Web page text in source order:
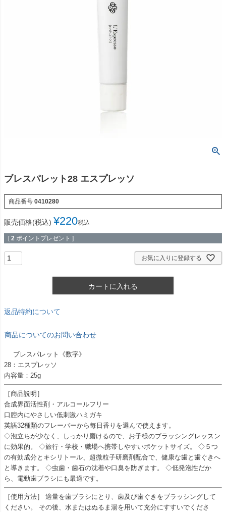
ブレスパレット28 エスプレッソ
商品番号 0410280
販売価格(税込) ¥220税込
[ 2 ポイントプレゼント ]
お気に入りに登録する
カートに入れる
返品特約について
商品についてのお問い合わせ
ブレスパレット《数字》
28：エスプレッソ
内容量：25g
［商品説明］
合成界面活性剤・アルコールフリー
口腔内にやさしい低刺激ハミガキ
英語32種類のフレーバーから毎日香りを選んで使えます。
◇泡立ちが少なく、しっかり磨けるので、お子様のブラッシングレッスン
に効果的。 ◇旅行・学校・職場へ携帯しやすいポケットサイズ。 ◇５つ
の有効成分とキシリトール、超微粒子研磨剤配合で、健康な歯と歯ぐきへ
と導きます。 ◇虫歯・歯石の沈着や口臭を防ぎます。 ◇低発泡性だか
ら、電動歯ブラシにも最適です。
［使用方法］ 適量を歯ブラシにとり、歯及び歯ぐきをブラッシングして
ください。 その後、水またはぬるま湯を用いて充分にすすいでくださ